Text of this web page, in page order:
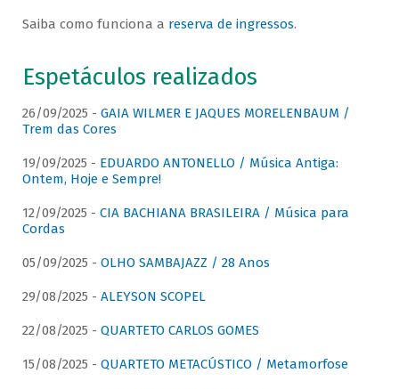
Saiba como funciona a reserva de ingressos.
Espetáculos realizados
26/09/2025 - GAIA WILMER E JAQUES MORELENBAUM /
Trem das Cores
19/09/2025 - EDUARDO ANTONELLO / Música Antiga:
Ontem, Hoje e Sempre!
12/09/2025 - CIA BACHIANA BRASILEIRA / Música para
Cordas
05/09/2025 - OLHO SAMBAJAZZ / 28 Anos
29/08/2025 - ALEYSON SCOPEL
22/08/2025 - QUARTETO CARLOS GOMES
15/08/2025 - QUARTETO METACÚSTICO / Metamorfose